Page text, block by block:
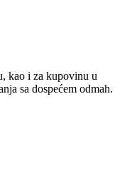
kao i za kupovinu u
sa dospećem odmah.